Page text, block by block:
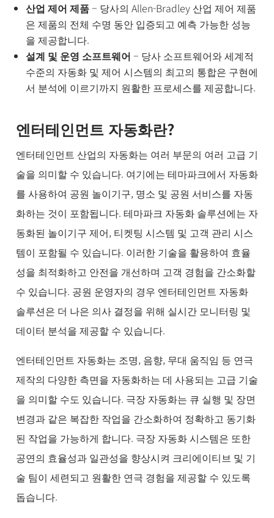
산업 제어 제품– 당사의 Allen-Bradley 산업 제어 제품
은 제품의 전체 수명 동안 입증되고 예측 가능한 성능
을 제공합니다.
설계 및 운영 소프트웨어 – 당사 소프트웨어와 세계적
수준의 자동화 및 제어 시스템의 최고의 통합은 구현에
서 분석에 이르기까지 원활한 프로세스를 제공합니다.
엔터테인먼트 자동화란?
엔터테인먼트 산업의 자동화는 여러 부문의 여러 고급 기
술을 의미할 수 있습니다. 여기에는 테마파크에서 자동화
를 사용하여 공원 놀이기구, 명소 및 공원 서비스를 자동
화하는 것이 포함됩니다. 테마파크 자동화 솔루션에는 자
동화된 놀이기구 제어, 티켓팅 시스템 및 고객 관리 시스
템이 포함될 수 있습니다. 이러한 기술을 활용하여 효율
성을 최적화하고 안전을 개선하며 고객 경험을 간소화할
수 있습니다. 공원 운영자의 경우 엔터테인먼트 자동화
솔루션은 더 나은 의사 결정을 위해 실시간 모니터링 및
데이터 분석을 제공할 수 있습니다.
엔터테인먼트 자동화는 조명, 음향, 무대 움직임 등 연극
제작의 다양한 측면을 자동화하는 데 사용되는 고급 기술
을 의미할 수도 있습니다. 극장 자동화는 큐 실행 및 장면
변경과 같은 복잡한 작업을 간소화하여 정확하고 동기화
된 작업을 가능하게 합니다. 극장 자동화 시스템은 또한
공연의 효율성과 일관성을 향상시켜 크리에이티브 및 기
술 팀이 세련되고 원활한 연극 경험을 제공할 수 있도록
돕습니다.